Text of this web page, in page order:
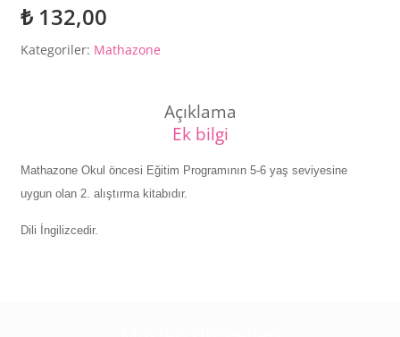
₺132,00
Kategoriler: Mathazone
Açıklama
Ek bilgi
Mathazone Okul öncesi Eğitim Programının 5-6 yaş seviyesine
uygun olan 2. alıştırma kitabıdır.
Dili İngilizcedir.